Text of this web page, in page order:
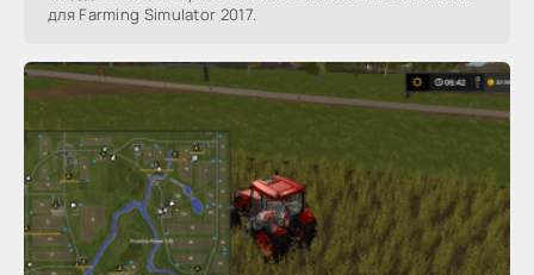
для Farming Simulator 2017.